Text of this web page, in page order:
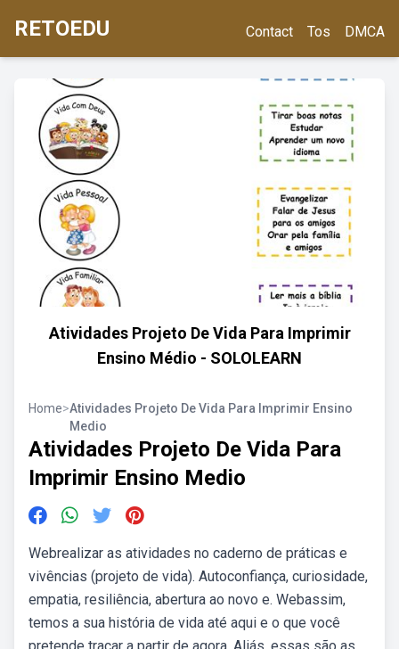
RETOEDU Contact Tos DMCA
Atividades Projeto De Vida Para Imprimir
Ensino Médio - SOLOLEARN
Home>Atividades Projeto De Vida Para Imprimir Ensino
Medio
Atividades Projeto De Vida Para
Imprimir Ensino Medio
Webrealizar as atividades no caderno de práticas e
vivências (projeto de vida). Autoconfiança, curiosidade,
empatia, resiliência, abertura ao novo e. Webassim,
temos a sua história de vida até aqui e o que você